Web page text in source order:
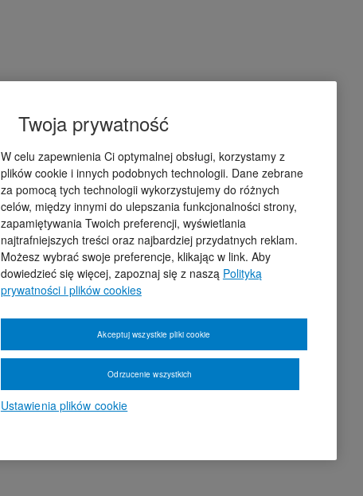
Twoja prywatność
W celu zapewnienia Ci optymalnej obsługi, korzystamy z
plików cookie i innych podobnych technologii. Dane zebrane
za pomocą tych technologii wykorzystujemy do różnych
celów, między innymi do ulepszania funkcjonalności strony,
zapamiętywania Twoich preferencji, wyświetlania
najtrafniejszych treści oraz najbardziej przydatnych reklam.
Możesz wybrać swoje preferencje, klikając w link. Aby
dowiedzieć się więcej, zapoznaj się z naszą Polityką
prywatności i plików cookies
Ustawienia plików cookie
Odrzucenie wszystkich
Akceptuj wszystkie pliki cookie